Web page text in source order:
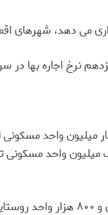
می دهد، شهرهای
نرخ اجاره بها
واحد مسکونی